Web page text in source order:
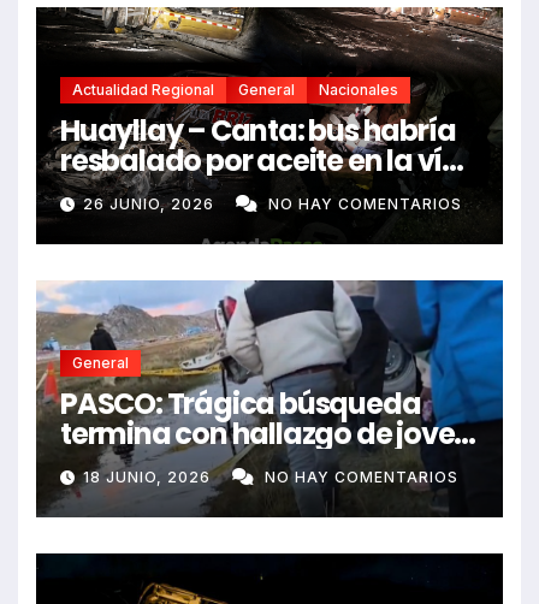
Actualidad Regional General Nacionales
Huayllay – Canta: bus habría
resbalado por aceite en la vía
e impactó auto siniestrado
dejando dos fallecidos
26 JUNIO, 2026 NO HAY COMENTARIOS
General
PASCO: Trágica búsqueda
termina con hallazgo de joven
sin vida en Rancas
18 JUNIO, 2026 NO HAY COMENTARIOS